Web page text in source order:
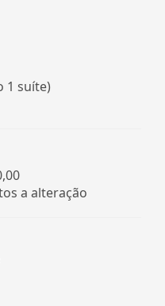
1 suíte)
a alteração